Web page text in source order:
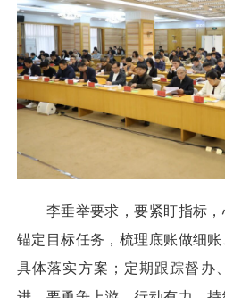
李垂举要求，要紧盯指标，
锚定目标任务，梳理底账做细
具体落实方案；定期跟踪督办